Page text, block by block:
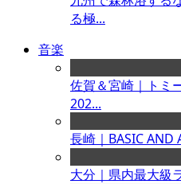
る極...
音楽
佐賀＆宮崎｜トミ
202...
長崎｜BASIC AND
大分｜県内最大級